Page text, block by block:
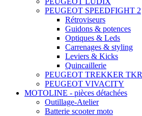
PEUGEOT SPEEDFIGHT 2
Rétroviseurs
Guidons & potences
Optiques & Leds
Carrenages & styling
Leviers & Kicks
Quincaillerie
PEUGEOT TREKKER TKR
PEUGEOT VIVACITY
MOTOLINE - pièces détachées
Outillage-Atelier
Batterie scooter moto